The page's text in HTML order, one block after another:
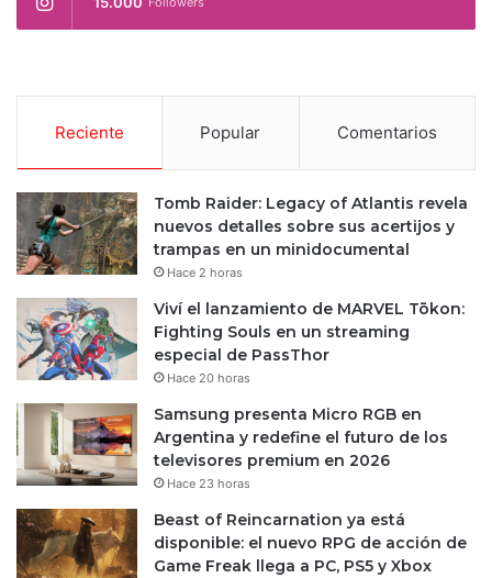
Reciente Popular Comentarios
Tomb Raider: Legacy of Atlantis revela
nuevos detalles sobre sus acertijos y
trampas en un minidocumental
Hace 2 horas
Viví el lanzamiento de MARVEL Tōkon:
Fighting Souls en un streaming
especial de PassThor
Hace 20 horas
Samsung presenta Micro RGB en
Argentina y redefine el futuro de los
televisores premium en 2026
Hace 23 horas
Beast of Reincarnation ya está
disponible: el nuevo RPG de acción de
Game Freak llega a PC, PS5 y Xbox